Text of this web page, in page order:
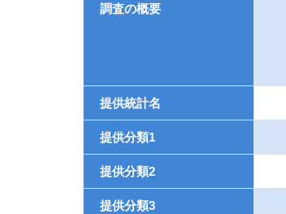
調査の概要
提供統計名
提供分類1
提供分類2
提供分類3